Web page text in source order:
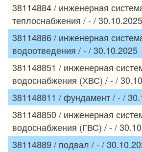
38114884 / инженерная
теплоснабжения / - / 30.10.2025
38114886 / инженерная
водоотведения / - / 30.10.2025
381148851 / инженерная
водоснабжения (ХВС) / - /
381148811 / фундамент / - /
381148850 / инженерная
водоснабжения (ГВС) / - /
38114889 / подвал / - /